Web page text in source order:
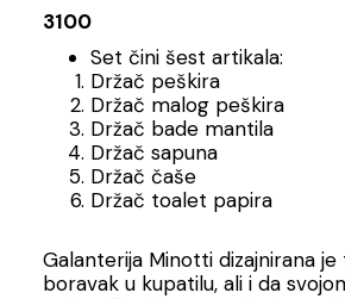
3100
Set čini šest artikala:
Držač peškira
Držač malog peškira
Držač bade mantila
Držač sapuna
Držač čaše
Držač toalet papira
Galanterija Minotti dizajnirana
boravak u kupatilu, ali i da